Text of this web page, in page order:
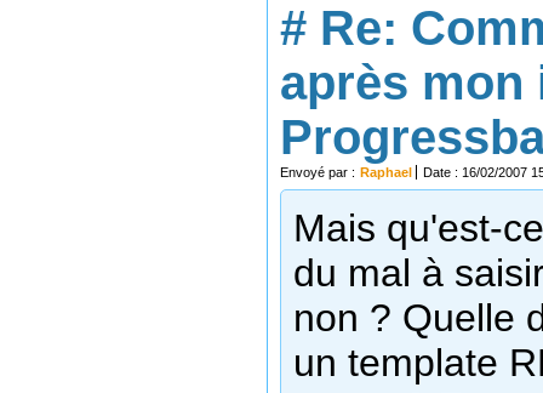
# Re:
après mon
Envoyé par : Raphael Date : 16/02/2007
Mais qu'est-
du mal à
non ? Quelle
un template